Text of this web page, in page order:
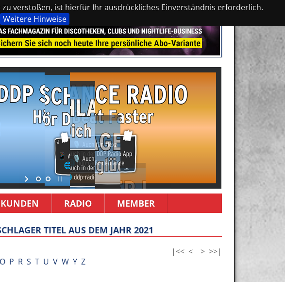
verstoßen, ist hierfür Ihr ausdrückliches Einverständnis erforderlich.
Weitere Hinweise
KUNDEN RADIO MEMBER
TITEL AUS DEM JAHR 2021
|<< < > >>|
O P R S T U V W Y Z